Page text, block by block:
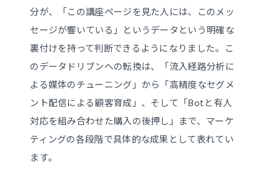
分が、「この講座ページを見た人には、このメッ
セージが響いている」というデータという明確な
裏付けを持って判断できるようになりました。こ
のデータドリブンへの転換は、「流入経路分析に
よる媒体のチューニング」から「高精度なセグメ
ント配信による顧客育成」、そして「Botと有人
対応を組み合わせた購入の後押し」まで、マーケ
ティングの各段階で具体的な成果として表れてい
ます。